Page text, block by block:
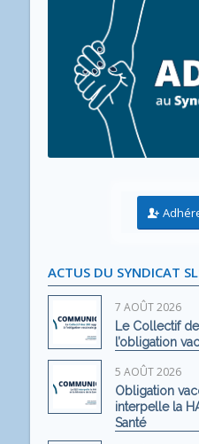
ACTUS DU SYNDICAT
7 AOÛT 2026
Le Collectif
l’obligation
5 AOÛT 2026
Obligation
interpelle la
Santé